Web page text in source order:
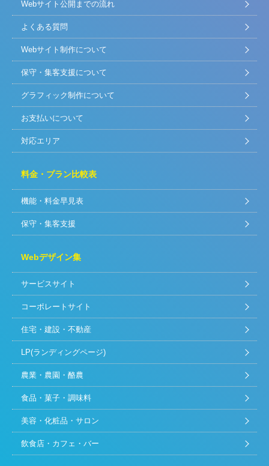
Webサイト公開までの流れ
よくある質問
Webサイト制作について
保守・集客支援について
グラフィック制作について
お支払いについて
対応エリア
料金・プラン比較表
機能・料金早見表
保守・集客支援
Webデザイン集
サービスサイト
コーポレートサイト
住宅・建設・不動産
LP(ランディングページ)
農業・農園・酪農
食品・菓子・調味料
美容・化粧品・サロン
飲食店・カフェ・バー